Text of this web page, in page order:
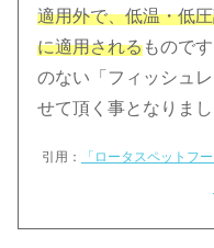
適用外で、低温・低
に適用されるもので
のない「フィッシュ
せて頂く事となりま
引用：
「ロータスペットフ